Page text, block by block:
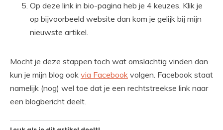
Op deze link in bio-pagina heb je 4 keuzes. Klik je
op bijvoorbeeld website dan kom je gelijk bij mijn
nieuwste artikel.
Mocht je deze stappen toch wat omslachtig vinden dan
kun je mijn blog ook via Facebook volgen. Facebook staat
namelijk (nog) wel toe dat je een rechtstreekse link naar
een blogbericht deelt.